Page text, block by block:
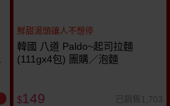
鮮甜湯頭讓人不想停
韓國 八道 Paldo~起司拉麵
(111gx4包) 團購／泡麵
$149 已銷售1,703